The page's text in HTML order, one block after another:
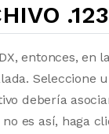
entonces, en
Seleccione
debería
es así, haga